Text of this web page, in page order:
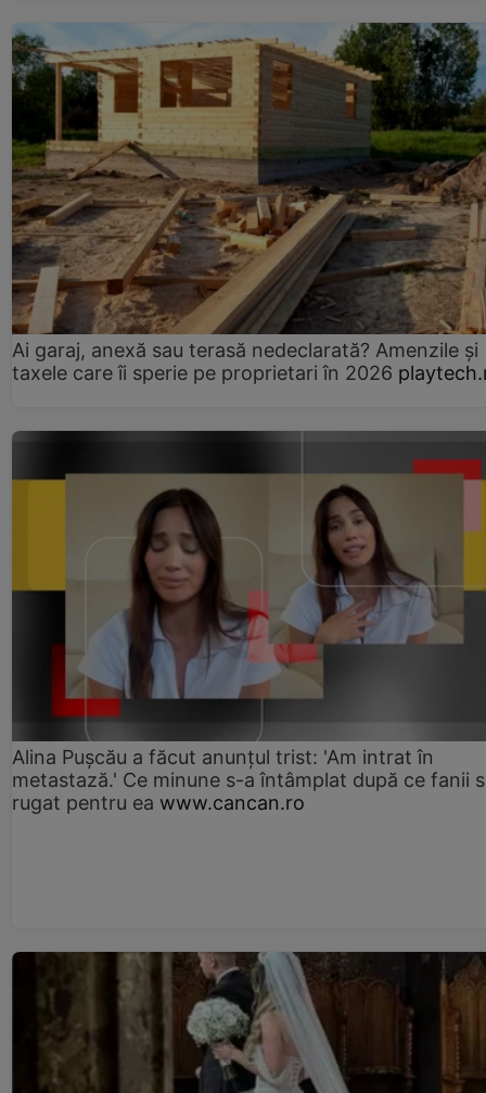
Ai garaj, anexă sau terasă nedeclarată? Amenzile și
taxele care îi sperie pe proprietari în 2026
Alina Pușcău a făcut anunțul trist: 'Am intrat în
metastază.' Ce minune s-a întâmplat după ce fanii
rugat pentru ea www.cancan.ro